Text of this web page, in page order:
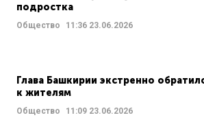
подростка
Общество 11:36 23.06.2026
Глава Башкирии экстренно
к жителям
Общество 11:09 23.06.2026